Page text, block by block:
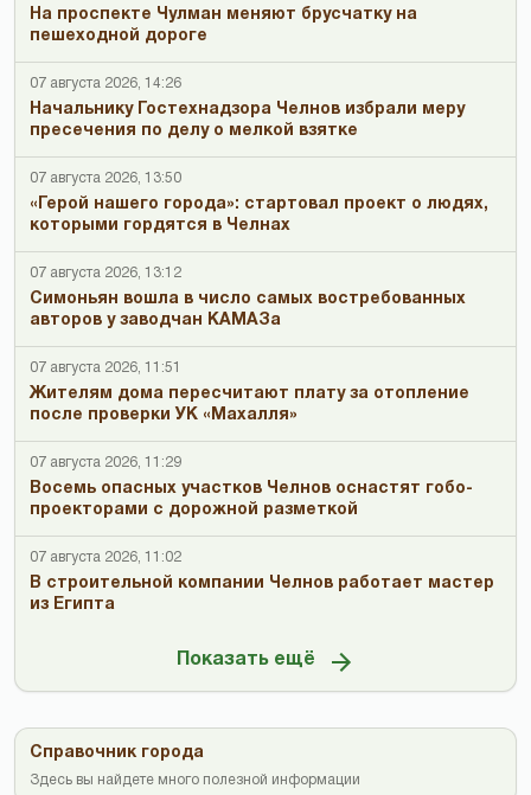
На проспекте Чулман меняют брусчатку на
пешеходной дороге
07 августа 2026, 14:26
Начальнику Гостехнадзора Челнов избрали меру
пресечения по делу о мелкой взятке
07 августа 2026, 13:50
«Герой нашего города»: стартовал проект о людях,
которыми гордятся в Челнах
07 августа 2026, 13:12
Симоньян вошла в число самых востребованных
авторов у заводчан КАМАЗа
07 августа 2026, 11:51
Жителям дома пересчитают плату за отопление
после проверки УК «Махалля»
07 августа 2026, 11:29
Восемь опасных участков Челнов оснастят гобо-
проекторами с дорожной разметкой
07 августа 2026, 11:02
В строительной компании Челнов работает мастер
из Египта
Показать ещё
Справочник города
Здесь вы найдете много полезной информации